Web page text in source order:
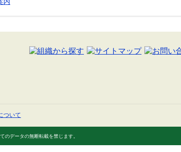
内
ついて
のデータの無断転載を禁じます。